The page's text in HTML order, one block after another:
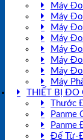
Máy
Máy
Máy
Máy
Máy
Máy
Máy
Máy
THIẾT BỊ ĐO
Thước
Panme
Panme
Đế Từ-